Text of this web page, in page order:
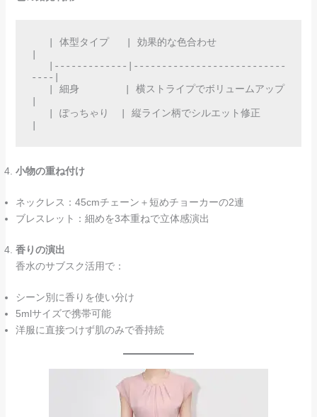
----|
小物の重ね付け
ネックレス：45cmチェーン＋短めチョーカーの2連
ブレスレット：細めを3本重ねで立体感演出
香りの演出
香水のサブスク活用で：
シーン別に香りを使い分け
5mlサイズで携帯可能
洋服に直接つけず肌のみで香持続